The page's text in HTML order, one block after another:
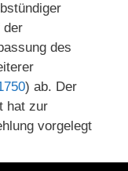
der
des
) ab. Der
hat zur
vorgelegt